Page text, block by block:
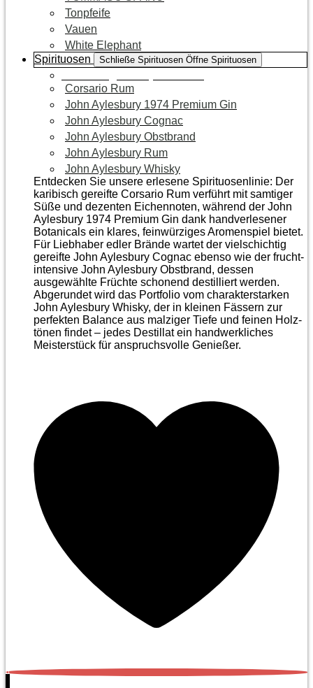
Tonpfeife
Vauen
White Elephant
Spirituosen
Schließe Spirituosen Öffne Spirituosen
Corsario Rum
John Aylesbury 1974 Premium Gin
John Aylesbury Cognac
John Aylesbury Obstbrand
John Aylesbury Rum
John Aylesbury Whisky
Entdecken Sie unsere erlesene Spirituosenlinie: Der
karibisch gereifte Corsario Rum verführt mit samtiger
Süße und dezenten Eichen­noten, während der John
Aylesbury 1974 Premium Gin dank handverlesener
Botanicals ein klares, feinwürziges Aromenspiel bietet.
Für Liebhaber edler Brände wartet der vielschichtig
gereifte John Aylesbury Cognac ebenso wie der frucht­
intensive John Aylesbury Obstbrand, dessen
ausgewählte Früchte schonend destilliert werden.
Abgerundet wird das Portfolio vom charakterstarken
John Aylesbury Whisky, der in kleinen Fässern zur
perfekten Balance aus malziger Tiefe und feinen Holz­
tönen findet – jedes Destillat ein handwerkliches
Meister­stück für anspruchsvolle Genießer.
0